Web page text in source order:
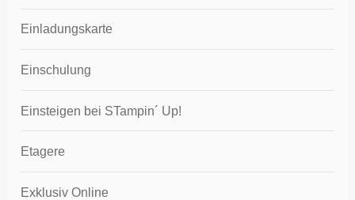
Einladungskarte
Einschulung
Einsteigen bei STampin´ Up!
Etagere
Exklusiv Online